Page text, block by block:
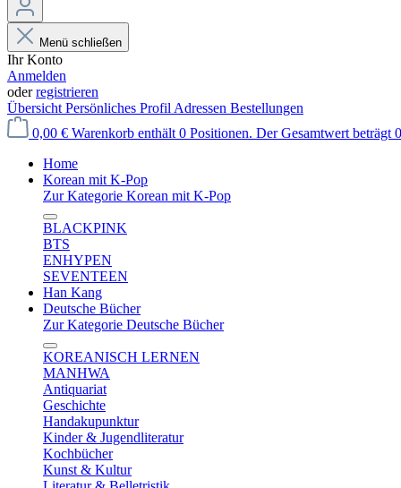
Menü schließen
Ihr Konto
Anmelden
oderregistrieren
Übersicht Persönliches Profil Adressen Bestellungen
0,00 € Warenkorb enthält 0 Positionen. Der Gesamtwert beträgt
Home
Korean mit K-Pop
Zur Kategorie Korean mit K-Pop
BLACKPINK
BTS
ENHYPEN
SEVENTEEN
Han Kang
Deutsche Bücher
Zur Kategorie Deutsche Bücher
KOREANISCH LERNEN
MANHWA
Antiquariat
Geschichte
Handakupunktur
Kinder & Jugendliteratur
Kochbücher
Kunst & Kultur